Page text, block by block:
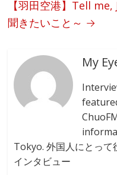
【羽田空港】Tell
聞きたいこと～ →
My
Tokyo. 外国人にとって
インタビュー